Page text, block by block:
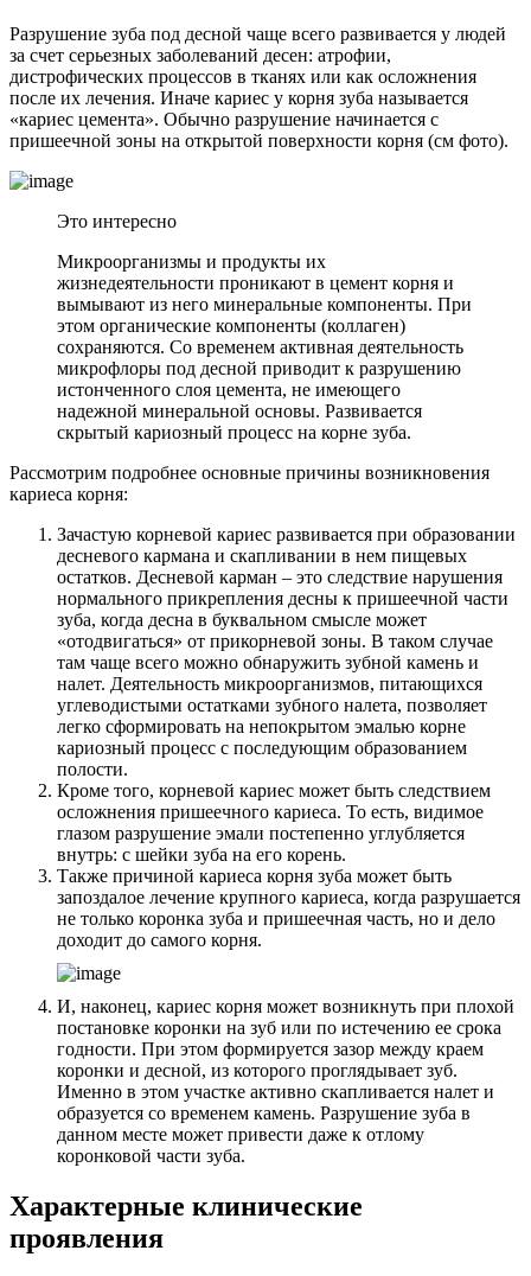
Разрушение зуба под десной чаще всего развивается у людей
за счет серьезных заболеваний десен: атрофии,
дистрофических процессов в тканях или как осложнения
после их лечения. Иначе кариес у корня зуба называется
«кариес цемента». Обычно разрушение начинается с
пришеечной зоны на открытой поверхности корня (см фото).
Это интересно
Микроорганизмы и продукты их
жизнедеятельности проникают в цемент корня и
вымывают из него минеральные компоненты. При
этом органические компоненты (коллаген)
сохраняются. Со временем активная деятельность
микрофлоры под десной приводит к разрушению
истонченного слоя цемента, не имеющего
надежной минеральной основы. Развивается
скрытый кариозный процесс на корне зуба.
Рассмотрим подробнее основные причины возникновения
кариеса корня:
Зачастую корневой кариес развивается при образовании
десневого кармана и скапливании в нем пищевых
остатков. Десневой карман – это следствие нарушения
нормального прикрепления десны к пришеечной части
зуба, когда десна в буквальном смысле может
«отодвигаться» от прикорневой зоны. В таком случае
там чаще всего можно обнаружить зубной камень и
налет. Деятельность микроорганизмов, питающихся
углеводистыми остатками зубного налета, позволяет
легко сформировать на непокрытом эмалью корне
кариозный процесс с последующим образованием
полости.
Кроме того, корневой кариес может быть следствием
осложнения пришеечного кариеса. То есть, видимое
глазом разрушение эмали постепенно углубляется
внутрь: с шейки зуба на его корень.
Также причиной кариеса корня зуба может быть
запоздалое лечение крупного кариеса, когда разрушается
не только коронка зуба и пришеечная часть, но и дело
доходит до самого корня.
И, наконец, кариес корня может возникнуть при плохой
постановке коронки на зуб или по истечению ее срока
годности. При этом формируется зазор между краем
коронки и десной, из которого проглядывает зуб.
Именно в этом участке активно скапливается налет и
образуется со временем камень. Разрушение зуба в
данном месте может привести даже к отлому
коронковой части зуба.
Характерные клинические
проявления